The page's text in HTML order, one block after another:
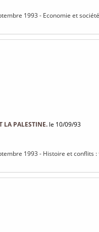
1993 - Economie et
LA PALESTINE. le 10/09/93
1993 - Histoire et conflits